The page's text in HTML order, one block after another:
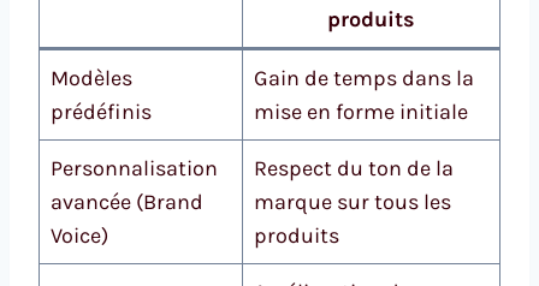
produits
Modèles
prédéfinis
Gain de temps dans la
mise en forme initiale
Personnalisation
avancée (Brand
Voice)
Respect du ton de la
marque sur tous les
produits